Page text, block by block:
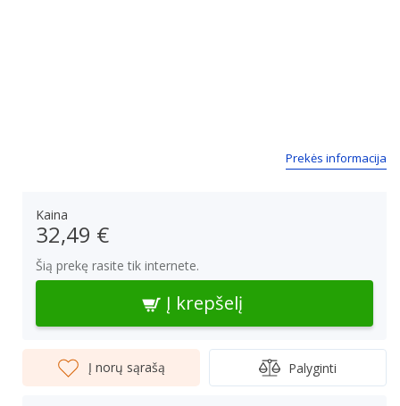
Prekės informacija
Kaina
32,49 €
Šią prekę rasite tik internete.
Į krepšelį
Į norų sąrašą Palyginti